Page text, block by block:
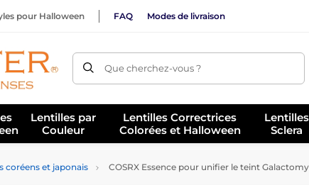
pour Halloween FAQ Modes de livraison
Que cherchez-vous ?
Lentilles par
Couleur
Lentilles Correctrices
Colorées et Halloween
Lentilles
Sclera
coréens et japonais COSRX Essence pour unifier le teint